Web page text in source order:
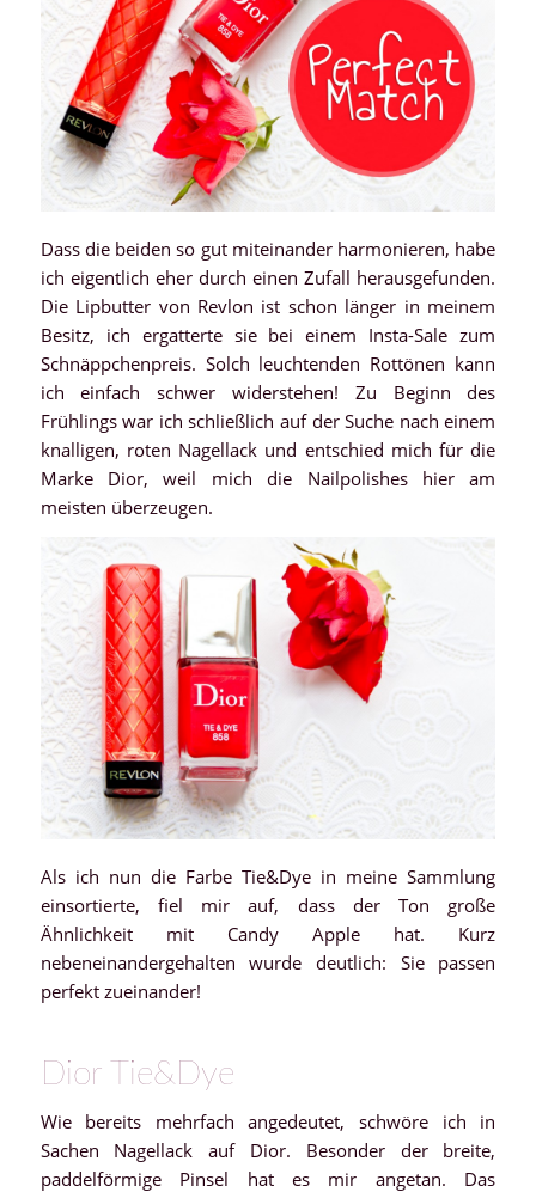
Dass die beiden so gut miteinander harmonieren, habe
ich eigentlich eher durch einen Zufall herausgefunden.
Die Lipbutter von Revlon ist schon länger in meinem
Besitz, ich ergatterte sie bei einem Insta-Sale zum
Schnäppchenpreis. Solch leuchtenden Rottönen kann
ich einfach schwer widerstehen! Zu Beginn des
Frühlings war ich schließlich auf der Suche nach einem
knalligen, roten Nagellack und entschied mich für die
Marke Dior, weil mich die Nailpolishes hier am
meisten überzeugen.
Als ich nun die Farbe Tie&Dye in meine Sammlung
einsortierte, fiel mir auf, dass der Ton große
Ähnlichkeit mit Candy Apple hat. Kurz
nebeneinandergehalten wurde deutlich: Sie passen
perfekt zueinander!
Dior Tie&Dye
Wie bereits mehrfach angedeutet, schwöre ich in
Sachen Nagellack auf Dior. Besonder der breite,
paddelförmige Pinsel hat es mir angetan. Das